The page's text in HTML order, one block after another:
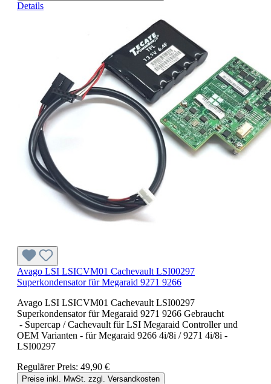
Details
Avago LSI LSICVM01 Cachevault LSI00297
Superkondensator für Megaraid 9271 9266
Avago LSI LSICVM01 Cachevault LSI00297
Superkondensator für Megaraid 9271 9266 Gebraucht
- Supercap / Cachevault für LSI Megaraid Controller und
OEM Varianten - für Megaraid 9266 4i/8i / 9271 4i/8i -
LSI00297
Regulärer Preis: 49,90 €
Preise inkl. MwSt. zzgl. Versandkosten